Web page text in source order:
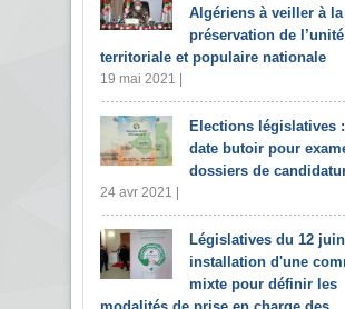
Algériens à veiller à la
préservation de l’unité
territoriale et populaire nationale
19 mai 2021 |
Elections législatives
date butoir pour
dossiers de
24 avr 2021 |
Législatives du 12
installation d'une
mixte pour définir les